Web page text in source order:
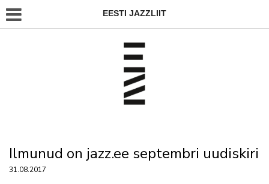
EESTI JAZZLIIT
Ilmunud on jazz.ee septembri uudiskiri
31.08.2017